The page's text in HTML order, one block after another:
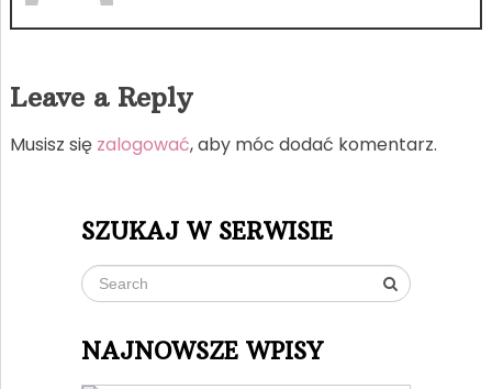
Leave a Reply
Musisz się zalogować, aby móc dodać komentarz.
SZUKAJ W SERWISIE
NAJNOWSZE WPISY